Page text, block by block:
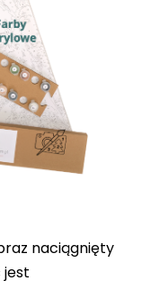
naciągnięty
jest